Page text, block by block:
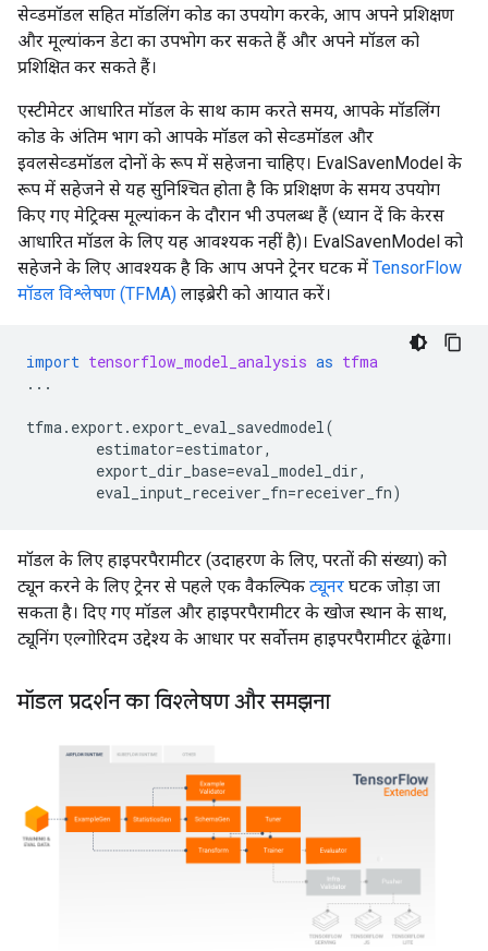
सेव्डमॉडल सहित मॉडलिंग कोड का उपयोग करके, आप अपने प्रशिक्षण
और मूल्यांकन डेटा का उपभोग कर सकते हैं और अपने मॉडल को
प्रशिक्षित कर सकते हैं।
एस्टीमेटर आधारित मॉडल के साथ काम करते समय, आपके मॉडलिंग
कोड के अंतिम भाग को आपके मॉडल को सेव्डमॉडल और
इवलसेव्डमॉडल दोनों के रूप में सहेजना चाहिए। EvalSavenModel के
रूप में सहेजने से यह सुनिश्चित होता है कि प्रशिक्षण के समय उपयोग
किए गए मेट्रिक्स मूल्यांकन के दौरान भी उपलब्ध हैं (ध्यान दें कि केरस
आधारित मॉडल के लिए यह आवश्यक नहीं है)। EvalSavenModel को
सहेजने के लिए आवश्यक है कि आप अपने ट्रेनर घटक में TensorFlow
मॉडल विश्लेषण (TFMA) लाइब्रेरी को आयात करें।
import tensorflow_model_analysis as tfma
...
tfma. export. export_eval_savedmodel(
estimator=estimator,
export_dir_base=eval_model_dir,
eval_input_receiver_fn=receiver_fn)
मॉडल के लिए हाइपरपैरामीटर (उदाहरण के लिए, परतों की संख्या) को
ट्यून करने के लिए ट्रेनर से पहले एक वैकल्पिक ट्यूनर घटक जोड़ा जा
सकता है। दिए गए मॉडल और हाइपरपैरामीटर के खोज स्थान के साथ,
ट्यूनिंग एल्गोरिदम उद्देश्य के आधार पर सर्वोत्तम हाइपरपैरामीटर ढूंढेगा।
मॉडल प्रदर्शन का विश्लेषण और समझना